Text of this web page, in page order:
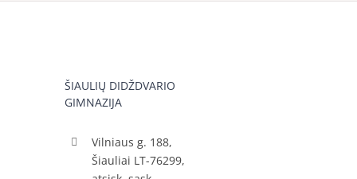
ŠIAULIŲ DIDŽDVARIO
GIMNAZIJA
Vilniaus g. 188,
Šiauliai LT-76299,